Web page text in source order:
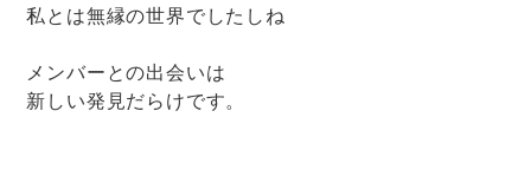
私とは無縁の世界でしたしね
メンバーとの出会いは
新しい発見だらけです。